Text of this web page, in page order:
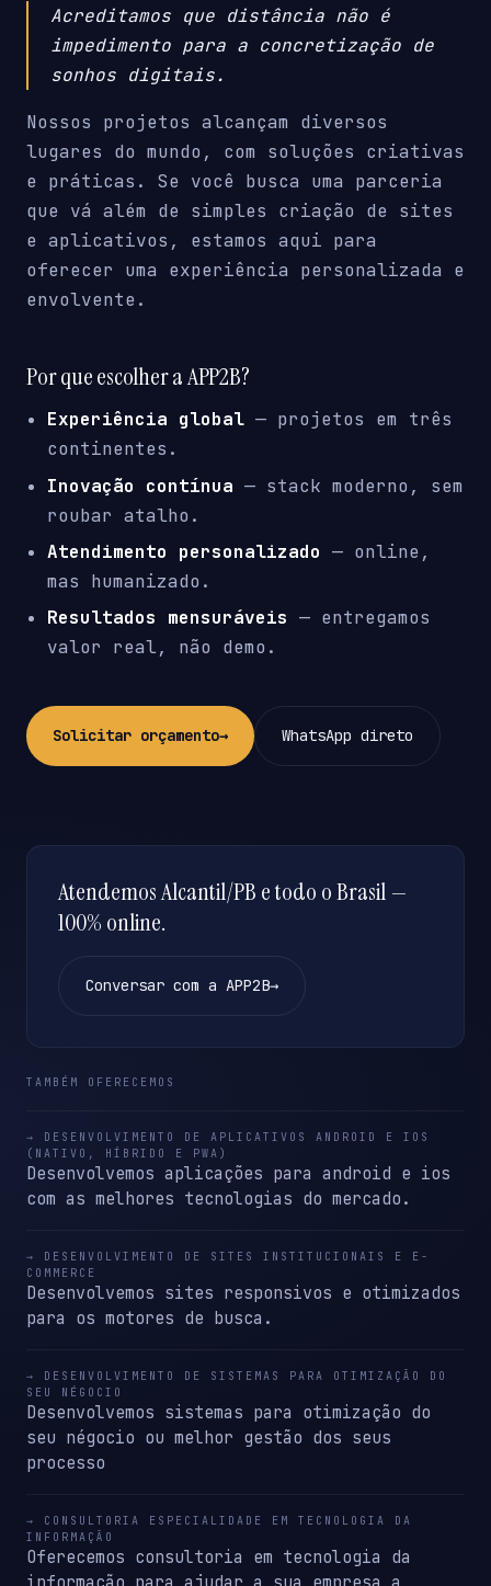
Acreditamos que distância não é
impedimento para a concretização de
sonhos digitais.
Nossos projetos alcançam diversos
lugares do mundo, com soluções criativas
e práticas. Se você busca uma parceria
que vá além de simples criação de sites
e aplicativos, estamos aqui para
oferecer uma experiência personalizada e
envolvente.
Por que escolher a APP2B?
Experiência global — projetos em três
continentes.
Inovação contínua — stack moderno, sem
roubar atalho.
Atendimento personalizado — online,
mas humanizado.
Resultados mensuráveis — entregamos
valor real, não demo.
Solicitar orçamento→ WhatsApp direto
Atendemos Alcantil/PB e todo o Brasil —
100% online.
Conversar com a APP2B→
TAMBÉM OFERECEMOS
→ DESENVOLVIMENTO DE APLICATIVOS ANDROID E IOS
(NATIVO, HÍBRIDO E PWA)
Desenvolvemos aplicações para android e ios
com as melhores tecnologias do mercado.
→ DESENVOLVIMENTO DE SITES INSTITUCIONAIS E E-
COMMERCE
Desenvolvemos sites responsivos e otimizados
para os motores de busca.
→ DESENVOLVIMENTO DE SISTEMAS PARA OTIMIZAÇÃO DO
SEU NÉGOCIO
Desenvolvemos sistemas para otimização do
seu négocio ou melhor gestão dos seus
processo
→ CONSULTORIA ESPECIALIDADE EM TECNOLOGIA DA
INFORMAÇÃO
Oferecemos consultoria em tecnologia da